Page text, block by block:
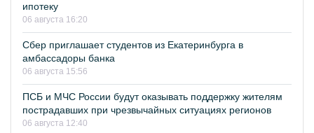
ипотеку
06 августа 16:20
Сбер приглашает студентов из Екатеринбурга в
амбассадоры банка
06 августа 15:56
ПСБ и МЧС России будут оказывать поддержку жителям
пострадавших при чрезвычайных ситуациях регионов
06 августа 12:40